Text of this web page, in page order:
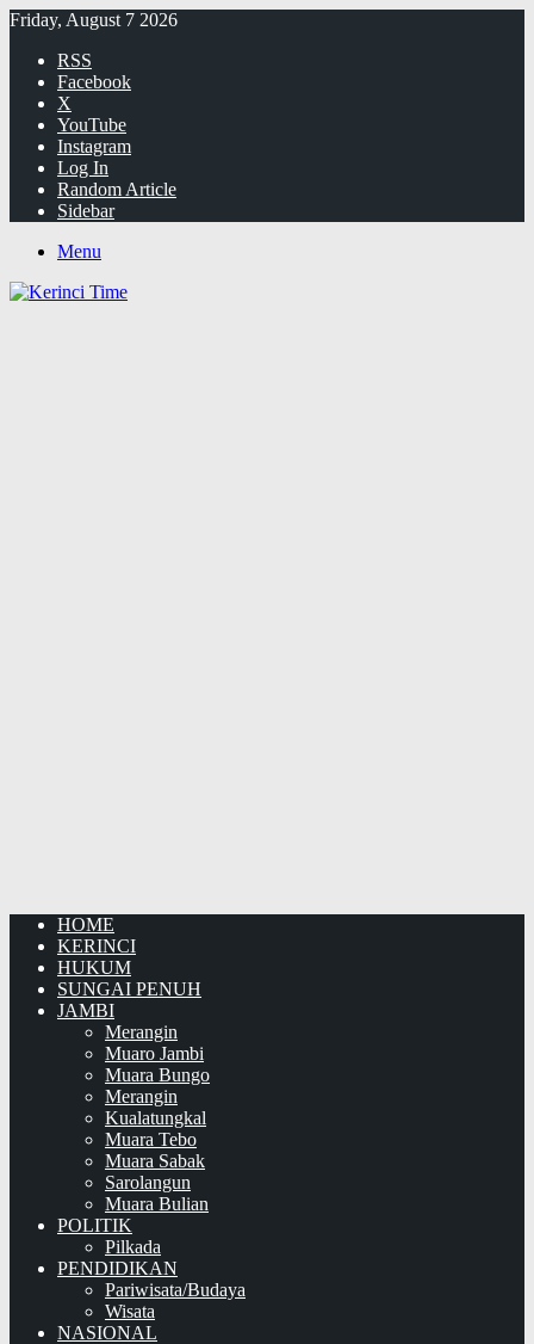
Friday, August 7 2026
RSS
Facebook
X
YouTube
Instagram
Log In
Random Article
Sidebar
Menu
HOME
KERINCI
HUKUM
SUNGAI PENUH
JAMBI
Merangin
Muaro Jambi
Muara Bungo
Merangin
Kualatungkal
Muara Tebo
Muara Sabak
Sarolangun
Muara Bulian
POLITIK
Pilkada
PENDIDIKAN
Pariwisata/Budaya
Wisata
NASIONAL